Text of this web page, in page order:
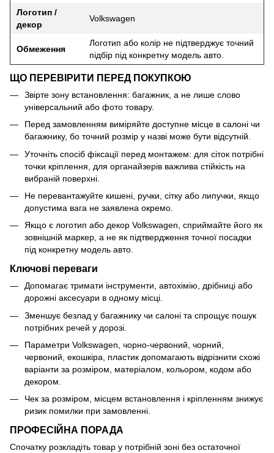
Логотип /
декор
Volkswagen
Обмеження
Логотип або колір не підтверджує точний
підбір під конкретну модель авто.
ЩО ПЕРЕВІРИТИ ПЕРЕД ПОКУПКОЮ
Звірте зону встановлення: багажник, а не лише слово
універсальний або фото товару.
Перед замовленням виміряйте доступне місце в салоні чи
багажнику, бо точний розмір у назві може бути відсутній.
Уточніть спосіб фіксації перед монтажем: для сіток потрібні
точки кріплення, для органайзерів важлива стійкість на
вибраній поверхні.
Не перевантажуйте кишені, ручки, сітку або липучки, якщо
допустима вага не заявлена окремо.
Якщо є логотип або декор Volkswagen, сприймайте його як
зовнішній маркер, а не як підтвердження точної посадки
під конкретну модель авто.
Ключові переваги
Допомагає тримати інструменти, автохімію, дрібниці або
дорожні аксесуари в одному місці.
Зменшує безлад у багажнику чи салоні та спрощує пошук
потрібних речей у дорозі.
Параметри Volkswagen, чорно-червоний, чорний,
червоний, екошкіра, пластик допомагають відрізнити схожі
варіанти за розміром, матеріалом, кольором, кодом або
декором.
Чек за розміром, місцем встановлення і кріпленням знижує
ризик помилки при замовленні.
ПРОФЕСІЙНА ПОРАДА
Спочатку розкладіть товар у потрібній зоні без остаточної